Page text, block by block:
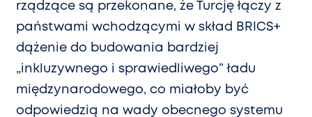
rządzące są przekonane, że Turcję łączy z
państwami wchodzącymi w skład BRICS+
dążenie do budowania bardziej
„inkluzywnego i sprawiedliwego” ładu
międzynarodowego, co miałoby być
odpowiedzią na wady obecnego systemu